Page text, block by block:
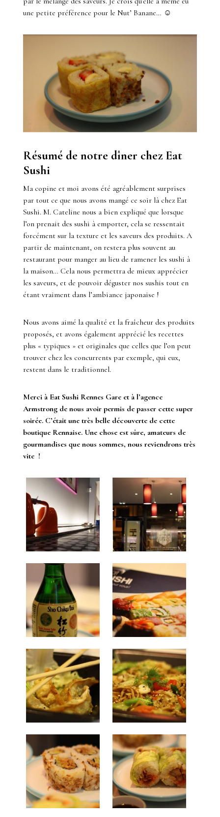
une petite préférence pour le Nut’ Banane… ☺
Résumé de notre dîner chez Eat
Sushi
Ma copine et moi avons été agréablement surprises
par tout ce que nous avons mangé ce soir là chez Eat
Sushi. M. Cateline nous a bien expliqué que lorsque
l’on prenait des sushi à emporter, cela se ressentait
forcément sur la texture et les saveurs des produits. A
partir de maintenant, on restera plus souvent au
restaurant pour manger au lieu de ramener les sushi à
la maison… Cela nous permettra de mieux apprécier
les saveurs, et de pouvoir déguster nos sushis tout en
étant vraiment dans l’ambiance japonaise !
Nous avons aimé la qualité et la fraîcheur des produits
proposés, et avons également apprécié les recettes
plus « typiques » et originales que celles que l’on peut
trouver chez les concurrents par exemple, qui eux,
restent dans le traditionnel.
Merci à Eat Sushi Rennes Gare et à l’agence
Armstrong de nous avoir permis de passer cette super
soirée. C’était une très belle découverte de cette
boutique Rennaise. Une chose est sûre, amateurs de
gourmandises que nous sommes, nous reviendrons très
vite !